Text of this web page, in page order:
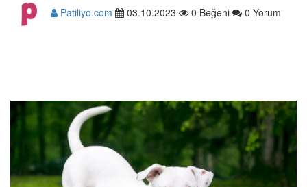
Patiliyo.com 03.10.2023 0 Beğeni 0 Yorum